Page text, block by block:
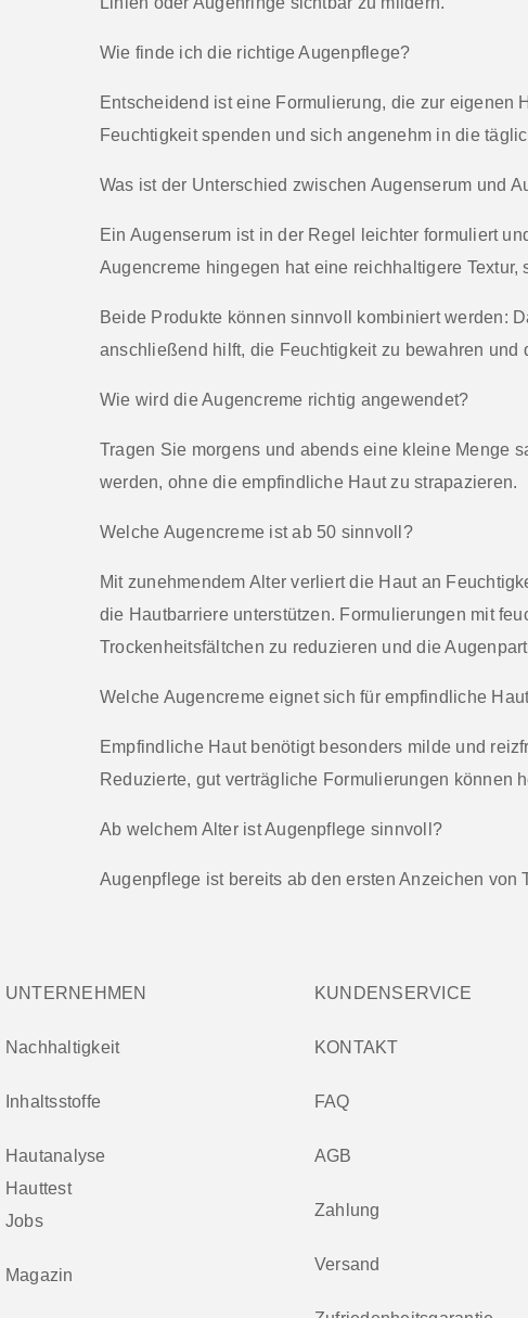
Wie finde ich die richtige Augenpflege?
Entscheidend ist eine Formulierung, die zur eigenen
Feuchtigkeit spenden und sich angenehm in die
Was ist der Unterschied zwischen Augenserum und
Ein Augenserum ist in der Regel leichter formuliert
Augencreme hingegen hat eine reichhaltigere
Beide Produkte können sinnvoll kombiniert werden:
anschließend hilft, die Feuchtigkeit zu bewahren und
Wie wird die Augencreme richtig angewendet?
Tragen Sie morgens und abends eine kleine Menge
werden, ohne die empfindliche Haut zu strapazieren.
Welche Augencreme ist ab 50 sinnvoll?
Mit zunehmendem Alter verliert die Haut an
die Hautbarriere unterstützen. Formulierungen mit
Trockenheitsfältchen zu reduzieren und die
Welche Augencreme eignet sich für empfindliche
Empfindliche Haut benötigt besonders milde und
Reduzierte, gut verträgliche Formulierungen können
Ab welchem Alter ist Augenpflege sinnvoll?
Augenpflege ist bereits ab den ersten Anzeichen
UNTERNEHMEN
Nachhaltigkeit
Inhaltsstoffe
Hautanalyse
Hauttest
Jobs
Magazin
KUNDENSERVICE
KONTAKT
FAQ
AGB
Zahlung
Versand